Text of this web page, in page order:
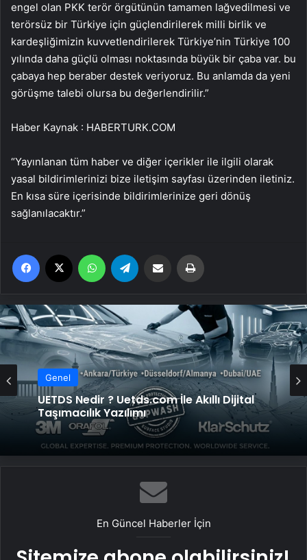
engel olan PKK terör örgütünün tamamen lağvedilmesi ve
terörsüz bir Türkiye için güçlendirilerek milli birlik ve
kardeşliğimizin kuvvetlendirilerek Türkiye’nin Türkiye 100
yılında daha güçlü olması noktasında büyük bir çaba var. bu
çabaya hep beraber destek veriyoruz. Bu anlamda da yeni
görüşme talebi olursa bu değerlendirilir.”
Haber Kaynak : HABERTURK.COM
“Yayınlanan tüm haber ve diğer içerikler ile ilgili olarak
yasal bildirimlerinizi bize iletişim sayfası üzerinden iletiniz.
En kısa süre içerisinde bildirimlerinize geri dönüş
sağlanılacaktır.”
Facebook WhatsApp Email'den paylaş
Genel
UETDS Nedir ? Uetds.com İle Akıllı Dijital
Taşımacılık Yazılımı
En Güncel Haberler İçin